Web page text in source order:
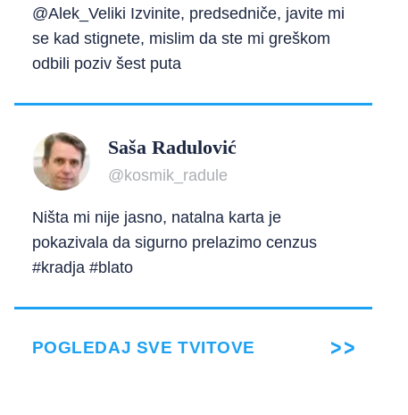
@Alek_Veliki Izvinite, predsedniče, javite mi
se kad stignete, mislim da ste mi greškom
odbili poziv šest puta
Saša Radulović
@kosmik_radule
Ništa mi nije jasno, natalna karta je
pokazivala da sigurno prelazimo cenzus
#kradja #blato
POGLEDAJ SVE TVITOVE